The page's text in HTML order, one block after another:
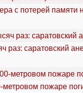
с потерей
раз: саратовский
пожаре